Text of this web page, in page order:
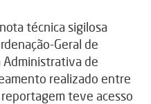
técnica sigilosa
Geral de
Administrativa de
realizado entre
teve acesso